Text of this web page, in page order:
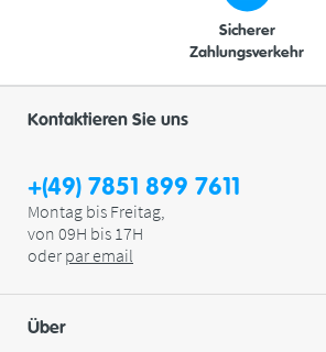
Sicherer
Zahlungsverkehr
Kontaktieren Sie uns
+(49) 7851 899 7611
Montag bis Freitag,
von 09H bis 17H
oder paremail
Über